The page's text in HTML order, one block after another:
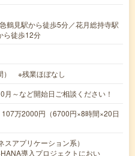
鶴見駅から徒歩5分／花月総持寺駅
ら徒歩12分
） ※残業ほぼなし
～など開始日ご相談ください！
万2000円（6700円×8時間×20日
アプリケーション系）
導入プロジェクトにおい